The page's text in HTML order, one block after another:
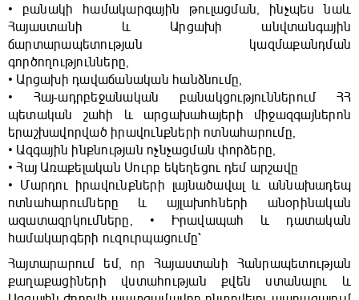
• բանակի համակարգային թուլացման, ինչպես նաև
Հայաստանի և Արցախի անվտանգային
ճարտարապետության կազմաքանդման
գործողությունները,
• Արցախի դավաճանական հանձնումը,
• Հայ-ադրբեջանական բանակցություններում ՀՀ
պետական շահի և արցախահայերի միջազգայներոն
երաշխավորված իրավունքների ոտնահարումը,
• Ազգային ինքնության ոչնչացման փորձերը,
• Հայ Առաքելական Սուրբ եկեղեցու դեմ արշավը
• Մարդու իրավունքների լայնածավալ և աննախադեպ
ոտնահարումները և այլախոհների անօրինական
ազատազրկումները, • Իրավապահ և դատական
համակարգերի ուզուրպացումը՝
Հայտարարում եմ, որ Հայաստանի Հանրապետության
քաղաքացիների վստահության քվեն ստանալու և